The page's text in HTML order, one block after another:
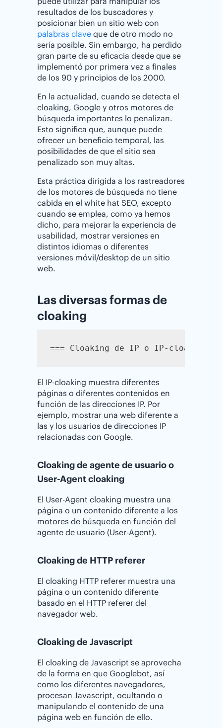
resultados de los buscadores y
posicionar bien un sitio web con
palabras clave que de otro modo no
sería posible. Sin embargo, ha perdido
gran parte de su eficacia desde que se
implementó por primera vez a finales
de los 90 y principios de los 2000.
En la actualidad, cuando se detecta el
cloaking, Google y otros motores de
búsqueda importantes lo penalizan.
Esto significa que, aunque puede
ofrecer un beneficio temporal, las
posibilidades de que el sitio sea
penalizado son muy altas.
Esta práctica dirigida a los rastreadores
de los motores de búsqueda no tiene
cabida en el white hat SEO, excepto
cuando se emplea, como ya hemos
dicho, para mejorar la experiencia de
usabilidad, mostrar versiones en
distintos idiomas o diferentes
versiones móvil/desktop de un sitio
web.
Las diversas formas de
cloaking
El IP-cloaking muestra diferentes
páginas o diferentes contenidos en
función de las direcciones IP. Por
ejemplo, mostrar una web diferente a
las y los usuarios de direcciones IP
relacionadas con Google.
Cloaking de agente de usuario o
User-Agent cloaking
El User-Agent cloaking muestra una
página o un contenido diferente a los
motores de búsqueda en función del
agente de usuario (User-Agent).
Cloaking de HTTP referer
El cloaking HTTP referer muestra una
página o un contenido diferente
basado en el HTTP referer del
navegador web.
Cloaking de Javascript
El cloaking de Javascript se aprovecha
de la forma en que Googlebot, así
como los diferentes navegadores,
procesan Javascript, ocultando o
manipulando el contenido de una
página web en función de ello.